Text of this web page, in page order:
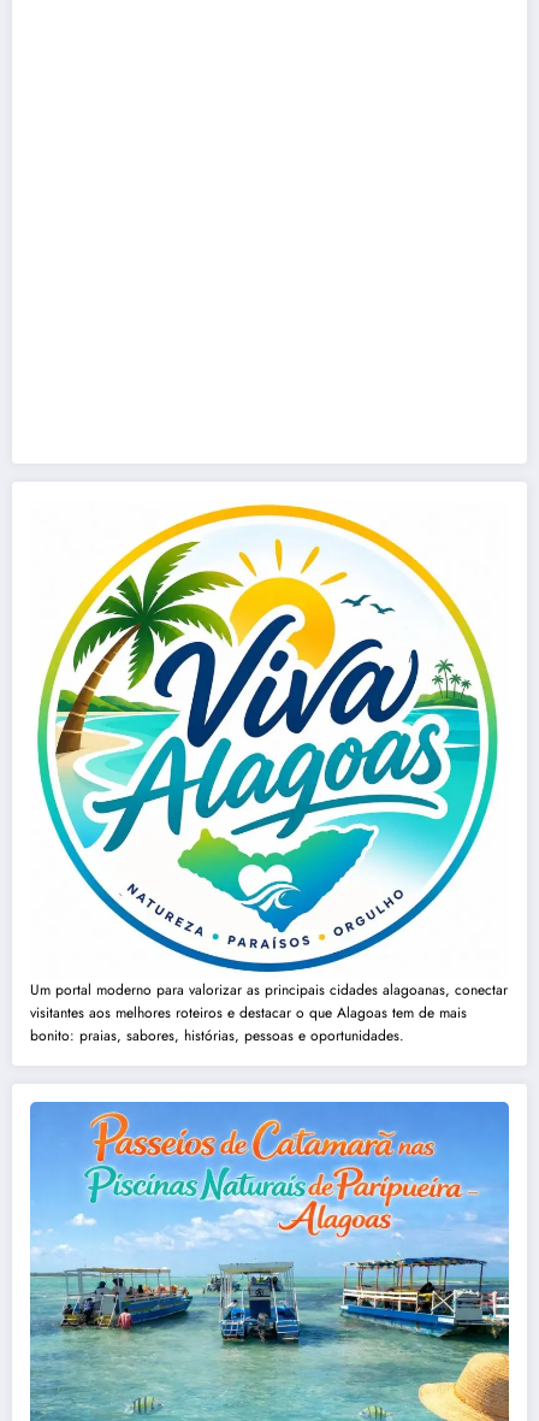
Um portal moderno para valorizar as principais cidades alagoanas, conectar
visitantes aos melhores roteiros e destacar o que Alagoas tem de mais
bonito: praias, sabores, histórias, pessoas e oportunidades.